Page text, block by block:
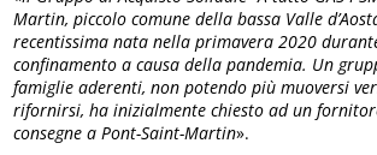
Martin, piccolo comune della bassa Valle
recentissima nata nella primavera 2020
confinamento a causa della pandemia. Un
famiglie aderenti, non potendo più muoversi
rifornirsi, ha inizialmente chiesto ad un
consegne a Pont-Saint-Martin».